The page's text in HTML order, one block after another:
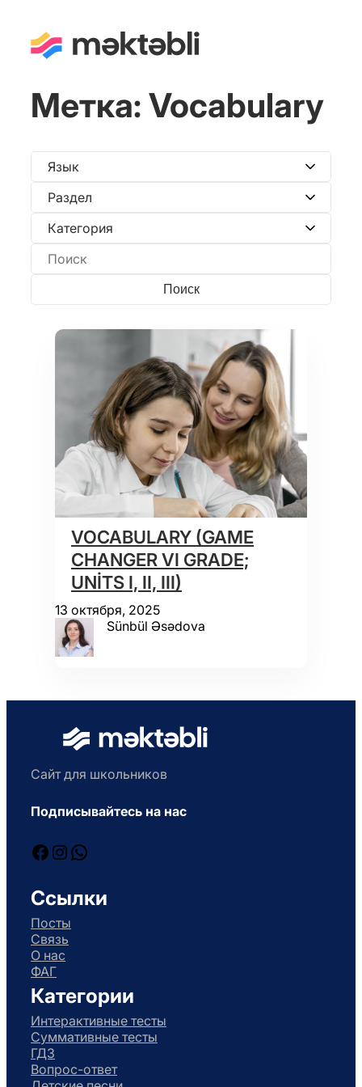
Метка: Vocabulary
VOCABULARY (GAME
CHANGER VI GRADE;
UNİTS I, II, III)
13 октября, 2025
Sünbül Əsədova
Сайт для школьников
Подписывайтесь на нас
Facebook
Instagram
WhatsApp
Ссылки
Посты
Связь
О нас
ФАГ
Категории
Интерактивные тесты
Суммативные тесты
ГДЗ
Вопрос-ответ